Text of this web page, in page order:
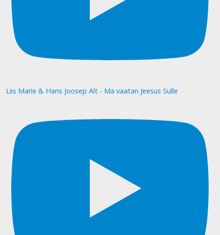
Liis Marie & Hans Joosep Alt - Ma vaatan Jeesus Sulle